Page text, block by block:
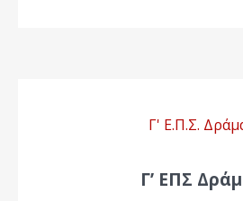
Γ' Ε.Π.Σ.
Γ’ ΕΠΣ